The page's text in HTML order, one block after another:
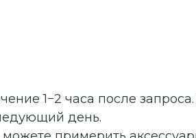
1−2 часа после
день.